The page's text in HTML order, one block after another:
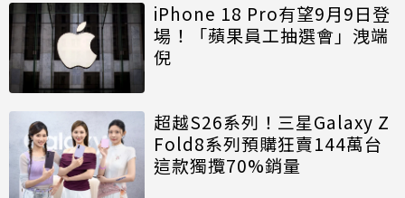
iPhone 18 Pro有望9月9日登
場！「蘋果員工抽選會」洩端
倪
超越S26系列！三星Galaxy Z
Fold8系列預購狂賣144萬台
這款獨攬70%銷量